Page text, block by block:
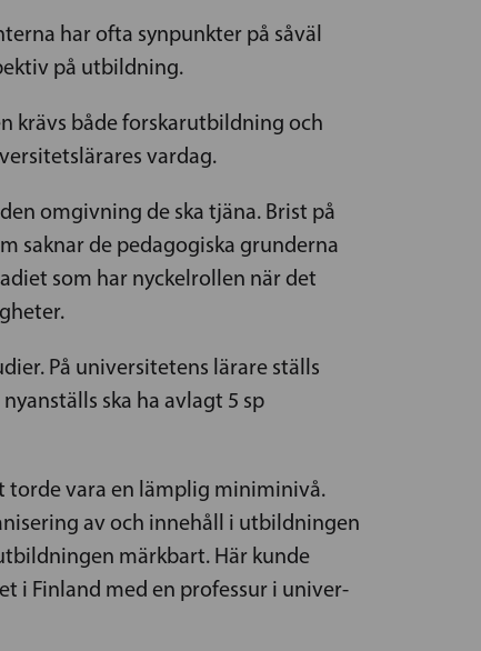
har ofta synpunkter på såväl
på utbildning.
krävs både forskarutbildning och
vardag.
omgivning de ska tjäna. Brist på
saknar de pedagogiska grunderna
som har nyckelrollen när det
På universitetens lärare ställs
ska ha avlagt 5 sp
torde vara en lämplig miniminivå.
av och innehåll i utbildningen
märkbart. Här kunde
i Finland med en professur i univer-